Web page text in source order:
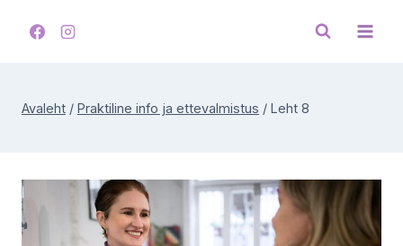
Avaleht / Praktiline info ja ettevalmistus / Leht 8